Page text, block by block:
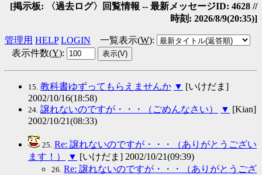
[掲示板: 〈過去ログ〉回覧情報 -- 最新メッセージID: 4628 //
時刻: 2026/8/9(20:35)]
管理用 HELP LOGIN 一覧表示(W):
表示件数(Y):
15. 教科書ゆずってもらえませんか ▼ [いけだま]
2002/10/16(18:58)
24. 譲れないのですが・・・（ごめんなさい） ▼ [Kian]
2002/10/21(08:33)
25. Re: 譲れないのですが・・・（ありがとうござい
ます！）
▼ [いけだま] 2002/10/21(09:39)
26. Re: 譲れないのですが・・・（ありがとうござ